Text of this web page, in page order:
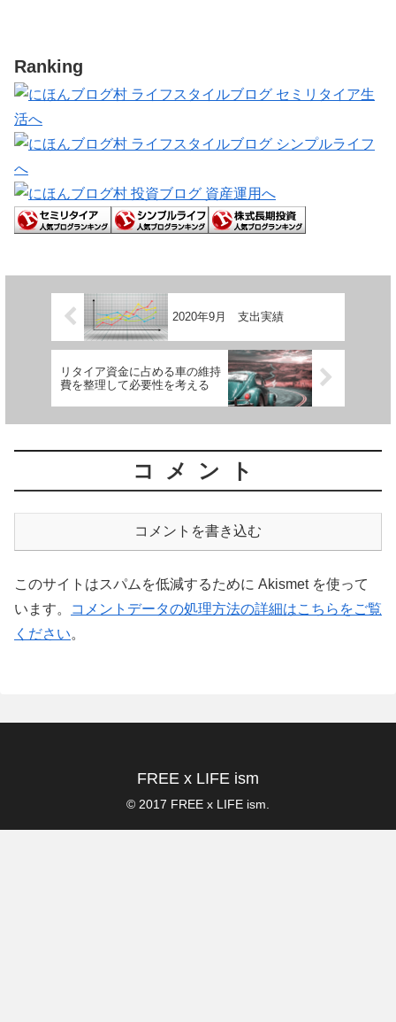
Ranking
2020年9月 支出実績
リタイア資金に占める車の維持
費を整理して必要性を考える
コメント
コメントを書き込む
このサイトはスパムを低減するために Akismet を使って
います。
コメントデータの処理方法の詳細はこちらをご覧
ください。
FREE x LIFE ism
© 2017 FREE x LIFE ism.